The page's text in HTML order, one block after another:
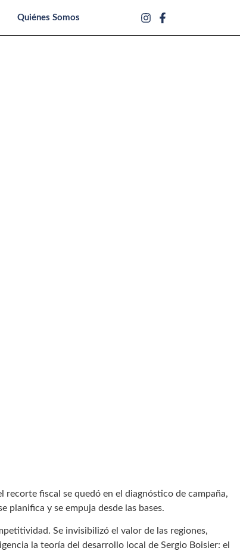
Quiénes Somos
recorte fiscal se quedó en el diagnóstico de campaña,
planifica y se empuja desde las bases.
Se invisibilizó el valor de las regiones,
la teoría del desarrollo local de Sergio Boisier: el